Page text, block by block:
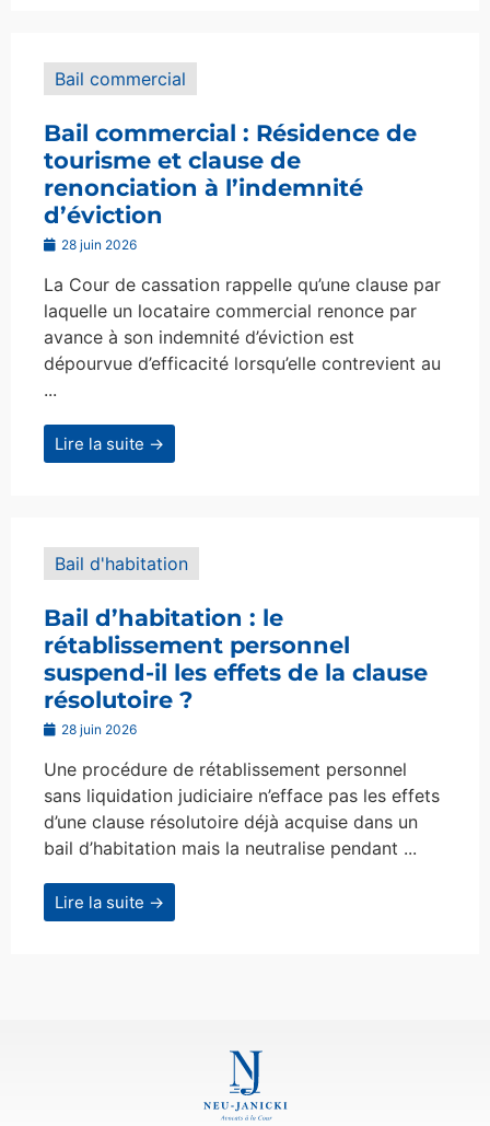
Bail commercial
Bail commercial : Résidence de
tourisme et clause de
renonciation à l’indemnité
d’éviction
28 juin 2026
La Cour de cassation rappelle qu’une clause par
laquelle un locataire commercial renonce par
avance à son indemnité d’éviction est
dépourvue d’efficacité lorsqu’elle contrevient au
...
Lire la suite →
Bail d'habitation
Bail d’habitation : le
rétablissement personnel
suspend-il les effets de la clause
résolutoire ?
28 juin 2026
Une procédure de rétablissement personnel
sans liquidation judiciaire n’efface pas les effets
d’une clause résolutoire déjà acquise dans un
bail d’habitation mais la neutralise pendant ...
Lire la suite →